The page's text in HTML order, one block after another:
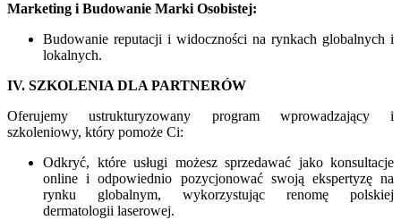
Marketing i Budowanie Marki Osobistej:
Budowanie reputacji i widoczności na rynkach globalnych i
lokalnych.
IV. SZKOLENIA DLA PARTNERÓW
Oferujemy ustrukturyzowany program wprowadzający i
szkoleniowy, który pomoże Ci:
Odkryć, które usługi możesz sprzedawać jako konsultacje
online i odpowiednio pozycjonować swoją ekspertyzę na
rynku globalnym, wykorzystując renomę polskiej
dermatologii laserowej.